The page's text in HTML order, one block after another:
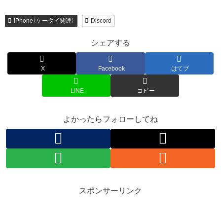
iPhone（ケータイ関連） Discord
シェアする
X Facebook はてブ
LINE コピー
よかったらフォローしてね
スポンサーリンク